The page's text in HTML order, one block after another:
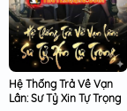
Hệ Thống Trả Về Vạn
Lần: Sư Tỷ Xin Tự Trọng